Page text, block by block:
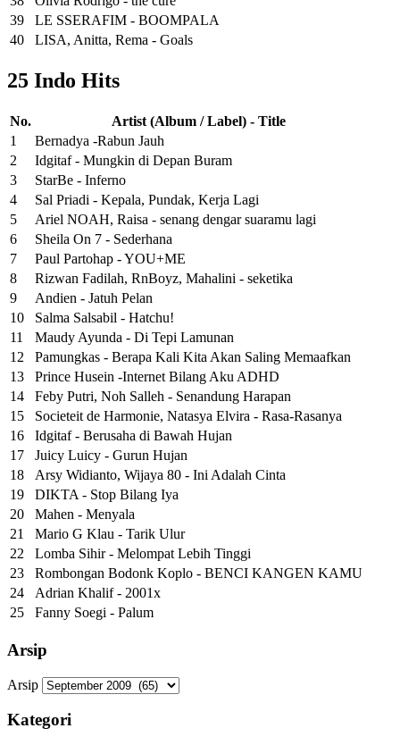
39
LE SSERAFIM - BOOMPALA
40
LISA, Anitta, Rema - Goals
25 Indo Hits
No.
Artist (Album / Label) - Title
1
Bernadya -Rabun Jauh
2
Idgitaf - Mungkin di Depan Buram
3
StarBe - Inferno
4
Sal Priadi - Kepala, Pundak, Kerja Lagi
5
Ariel NOAH, Raisa - senang dengar suaramu lagi
6
Sheila On 7 - Sederhana
7
Paul Partohap - YOU+ME
8
Rizwan Fadilah, RnBoyz, Mahalini - seketika
9
Andien - Jatuh Pelan
10
Salma Salsabil - Hatchu!
11
Maudy Ayunda - Di Tepi Lamunan
12
Pamungkas - Berapa Kali Kita Akan Saling Memaafkan
13
Prince Husein -Internet Bilang Aku ADHD
14
Feby Putri, Noh Salleh - Senandung Harapan
15
Societeit de Harmonie, Natasya Elvira - Rasa-Rasanya
16
Idgitaf - Berusaha di Bawah Hujan
17
Juicy Luicy - Gurun Hujan
18
Arsy Widianto, Wijaya 80 - Ini Adalah Cinta
19
DIKTA - Stop Bilang Iya
20
Mahen - Menyala
21
Mario G Klau - Tarik Ulur
22
Lomba Sihir - Melompat Lebih Tinggi
23
Rombongan Bodonk Koplo - BENCI KANGEN KAMU
24
Adrian Khalif - 2001x
25
Fanny Soegi - Palum
Arsip
Arsip
Kategori